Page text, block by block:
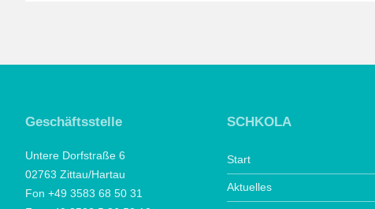
Geschäftsstelle
Untere Dorfstraße 6
02763 Zittau/Hartau
Fon +49 3583 68 50 31
SCHKOLA
Start
Aktuelles